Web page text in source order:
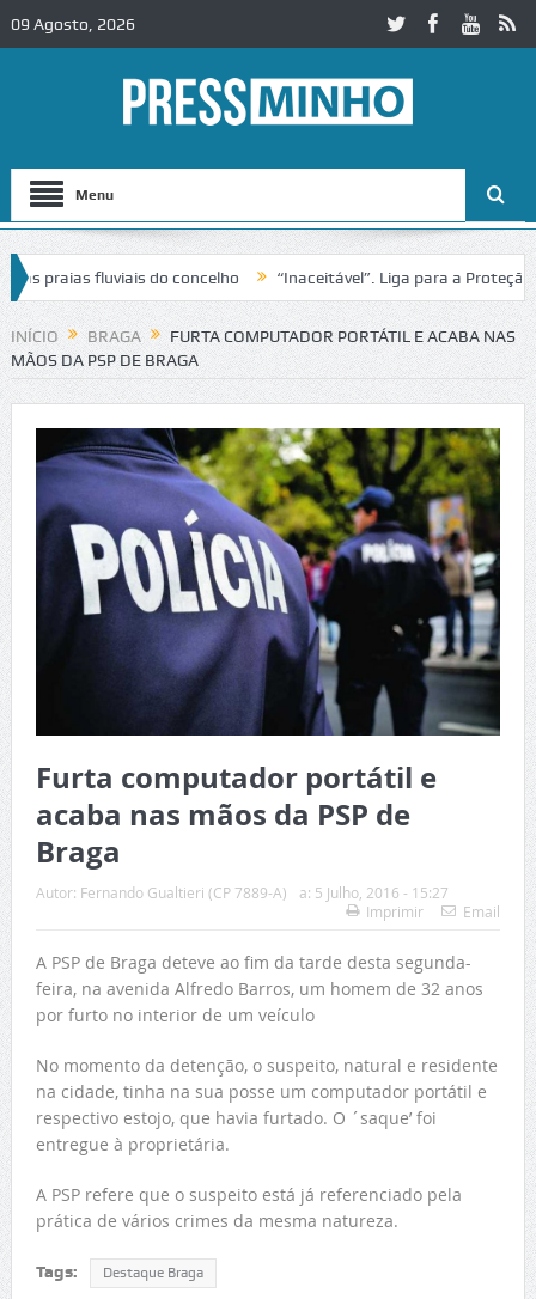
09 Agosto, 2026
Menu
fluviais do concelho “Inaceitável”. Liga para a Proteção da
de trânsito no IC2 em Alcobaça Igreja do Castelo de Cerveira
INÍCIO BRAGA
FURTA COMPUTADOR PORTÁTIL E ACABA NAS
MÃOS DA PSP DE BRAGA
Furta computador portátil e
acaba nas mãos da PSP de
Braga
Autor: Fernando Gualtieri (CP 7889-A) a: 5 Julho, 2016 - 15:27
Imprimir
Email
A PSP de Braga deteve ao fim da tarde desta segunda-
feira, na avenida Alfredo Barros, um homem de 32 anos
por furto no interior de um veículo
No momento da detenção, o suspeito, natural e residente
na cidade, tinha na sua posse um computador portátil e
respectivo estojo, que havia furtado. O ´saque’ foi
entregue à proprietária.
A PSP refere que o suspeito está já referenciado pela
prática de vários crimes da mesma natureza.
Tags: Destaque Braga